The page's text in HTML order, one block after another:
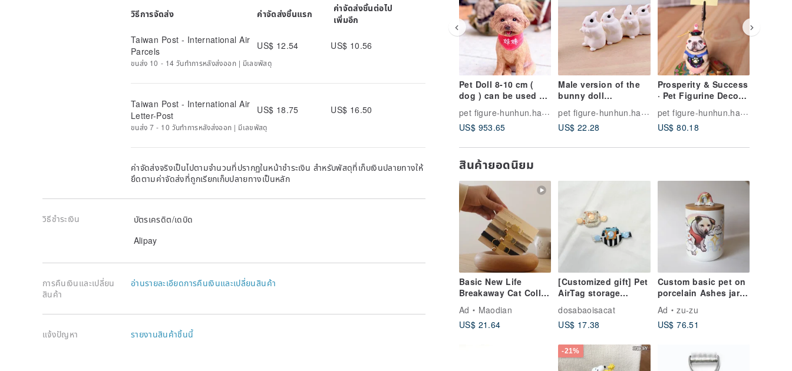
Pet Doll 8-10 cm (
dog ) can be used as
ornaments handmade
custom
pet figure-hunhun.hand.made.good
US$ 953.65
Male version of the
bunny doll
(customized coloring
is also available) pet
doll
pet figure-hunhun.hand.made.good
US$ 22.28
Prosperity & Success
· Pet Figurine Decor ·
Fadou · Corgi · Shiba
Inu · Maltese · Rabbit
pet figure-hunhun.hand.made.good
US$ 80.18
สินค้ายอดนิยม
Basic New Life
Breakaway Cat Collar
| Safety Cat Collar |
Cat ID Tag
Customised
Ad
Maodian
US$ 21.64
[Customized gift] Pet
AirTag storage
bag_without collar
dosabaoisacat
US$ 17.38
Custom basic pet on
porcelain Ashes jar
Ad
zu-zu
US$ 76.51
-21%
วิธีการจัดส่ง ค่าจัดส่งชิ้นแรก
ค่าจัดส่งชิ้นต่อไป
เพิ่มอีก
Taiwan Post - International Air
Parcels
US$ 12.54 US$ 10.56
ขนส่ง 10 - 14 วันทำการหลังส่งออก | มีเลขพัสดุ
Taiwan Post - International Air
Letter-Post
US$ 18.75 US$ 16.50
ขนส่ง 7 - 10 วันทำการหลังส่งออก | มีเลขพัสดุ
ค่าจัดส่งจริงเป็นไปตามจำนวนที่ปรากฏในหน้าชำระเงิน สำหรับพัสดุที่เก็บเงินปลายทางให้
ยึดตามค่าจัดส่งที่ถูกเรียกเก็บปลายทางเป็นหลัก
วิธีชำระเงิน
บัตรเครดิต/เดบิด
Alipay
การคืนเงินและเปลี่ยน
สินค้า
อ่านรายละเอียดการคืนเงินและเปลี่ยนสินค้า
แจ้งปัญหา รายงานสินค้าชิ้นนี้